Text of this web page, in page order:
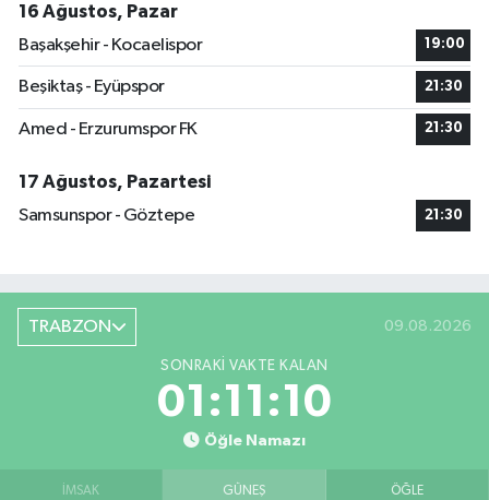
16 Ağustos, Pazar
Başakşehir - Kocaelispor
19:00
Beşiktaş - Eyüpspor 21:30
Amed - Erzurumspor FK 21:30
17 Ağustos, Pazartesi
Samsunspor - Göztepe
21:30
TRABZON 09.08.2026
SONRAKI VAKTE KALAN
01:11:09
Öğle Namazı
İMSAK GÜNEŞ ÖĞLE